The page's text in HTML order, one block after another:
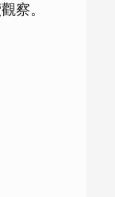
察。